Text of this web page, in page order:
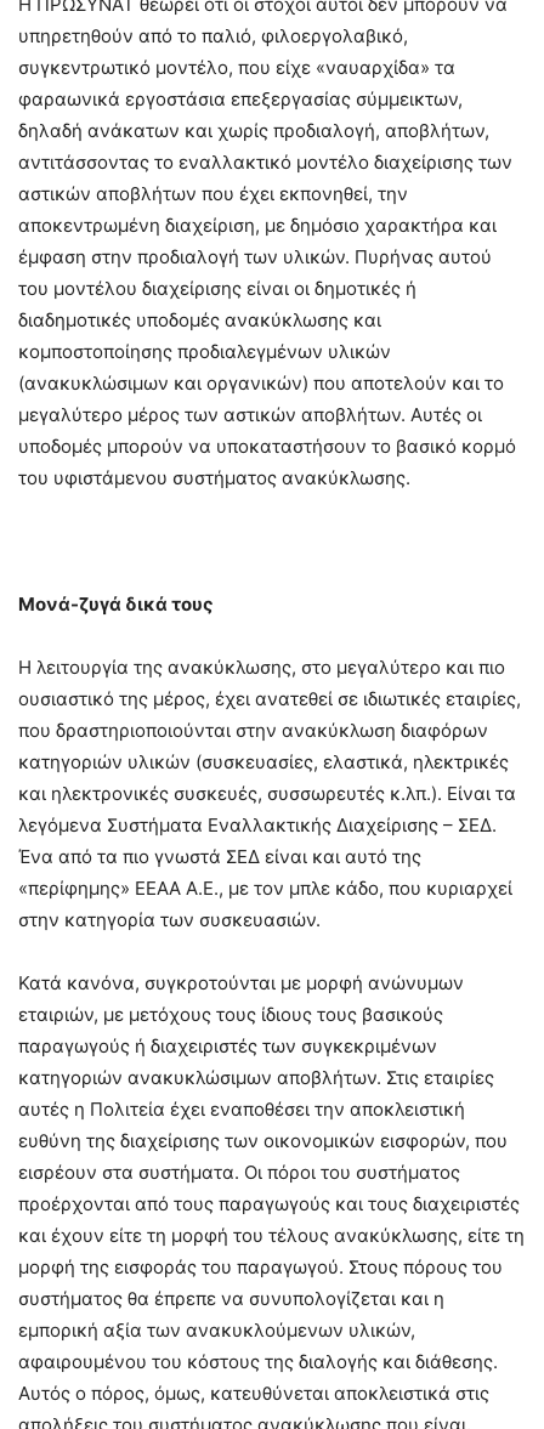
υπηρετηθούν από το παλιό, φιλοεργολαβικό,
συγκεντρωτικό μοντέλο, που είχε «ναυαρχίδα» τα
φαραωνικά εργοστάσια επεξεργασίας σύμμεικτων,
δηλαδή ανάκατων και χωρίς προδιαλογή, αποβλήτων,
αντιτάσσοντας το εναλλακτικό μοντέλο διαχείρισης των
αστικών αποβλήτων που έχει εκπονηθεί, την
αποκεντρωμένη διαχείριση, με δημόσιο χαρακτήρα και
έμφαση στην προδιαλογή των υλικών. Πυρήνας αυτού
του μοντέλου διαχείρισης είναι οι δημοτικές ή
διαδημοτικές υποδομές ανακύκλωσης και
κομποστοποίησης προδιαλεγμένων υλικών
(ανακυκλώσιμων και οργανικών) που αποτελούν και το
μεγαλύτερο μέρος των αστικών αποβλήτων. Αυτές οι
υποδομές μπορούν να υποκαταστήσουν το βασικό κορμό
του υφιστάμενου συστήματος ανακύκλωσης.
Μονά-ζυγά δικά τους
Η λειτουργία της ανακύκλωσης, στο μεγαλύτερο και πιο
ουσιαστικό της μέρος, έχει ανατεθεί σε ιδιωτικές εταιρίες,
που δραστηριοποιούνται στην ανακύκλωση διαφόρων
κατηγοριών υλικών (συσκευασίες, ελαστικά, ηλεκτρικές
και ηλεκτρονικές συσκευές, συσσωρευτές κ.λπ.). Είναι τα
λεγόμενα Συστήματα Εναλλακτικής Διαχείρισης – ΣΕΔ.
Ένα από τα πιο γνωστά ΣΕΔ είναι και αυτό της
«περίφημης» ΕΕΑΑ Α.Ε., με τον μπλε κάδο, που κυριαρχεί
στην κατηγορία των συσκευασιών.
Κατά κανόνα, συγκροτούνται με μορφή ανώνυμων
εταιριών, με μετόχους τους ίδιους τους βασικούς
παραγωγούς ή διαχειριστές των συγκεκριμένων
κατηγοριών ανακυκλώσιμων αποβλήτων. Στις εταιρίες
αυτές η Πολιτεία έχει εναποθέσει την αποκλειστική
ευθύνη της διαχείρισης των οικονομικών εισφορών, που
εισρέουν στα συστήματα. Οι πόροι του συστήματος
προέρχονται από τους παραγωγούς και τους διαχειριστές
και έχουν είτε τη μορφή του τέλους ανακύκλωσης, είτε τη
μορφή της εισφοράς του παραγωγού. Στους πόρους του
συστήματος θα έπρεπε να συνυπολογίζεται και η
εμπορική αξία των ανακυκλούμενων υλικών,
αφαιρουμένου του κόστους της διαλογής και διάθεσης.
Αυτός ο πόρος, όμως, κατευθύνεται αποκλειστικά στις